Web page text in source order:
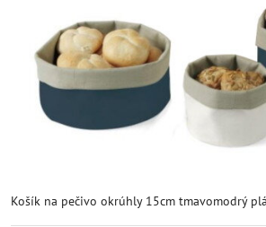
Košík na pečivo okrúhly 15cm tmavomodrý